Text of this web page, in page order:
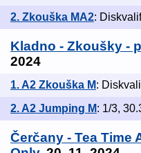
2. Zkouška MA2:
Kladno - Zkoušky -
2024
1. A2 Zkouška M:
2. A2 Jumping M: 1/3,
Čerčany - Tea Time